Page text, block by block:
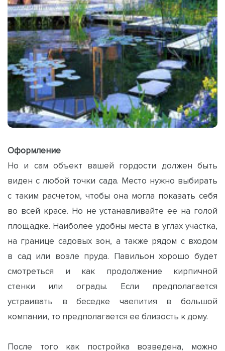
Оформление
Но и сам объект вашей гордости должен быть
виден с любой точки сада. Место нужно выбирать
с таким расчетом, чтобы она могла показать себя
во всей красе. Но не устанавливайте ее на голой
площадке. Наиболее удобны места в углах участка,
на границе садовых зон, а также рядом с входом
в сад или возле пруда. Павильон хорошо будет
смотреться и как продолжение кирпичной
стенки или ограды. Если предполагается
устраивать в беседке чаепития в большой
компании, то предполагается ее близость к дому.
После того как постройка возведена, можно